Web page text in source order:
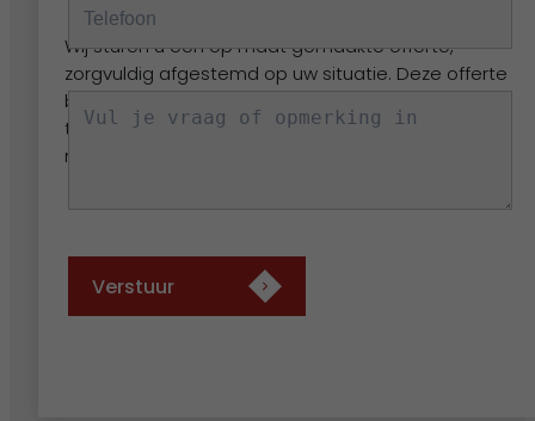
Wij sturen u een op maat gemaakte offerte,
zorgvuldig afgestemd op uw situatie. Deze offerte
bevat alle benodigde informatie, van specificaties
tot prijs, zodat u een weloverwogen beslissing kunt
nemen.